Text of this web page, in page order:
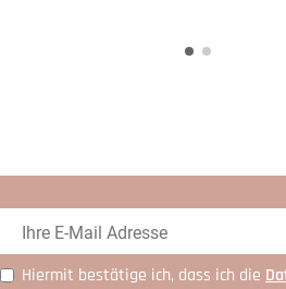
Hiermit bestätige ich, dass ich die